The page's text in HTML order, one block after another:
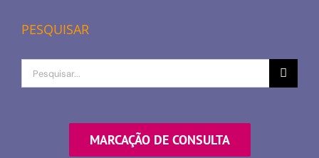
PESQUISAR
Procurar
por
MARCAÇÃO DE CONSULTA